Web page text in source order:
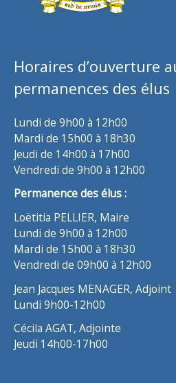
Horaires d’ouverture
permanences des élus
Lundi de 9h00 à 12h00
Mardi de 15h00 à 18h30
Jeudi de 14h00 à 17h00
Vendredi de 9h00 à 12h00
Permanence des élus :
Loëtitia PELLIER, Maire
Lundi de 9h00 à 12h00
Mardi de 15h00 à 18h30
Vendredi de 09h00 à 12h00
Jean Jacques MENAGER, Adjoint
Lundi 9h00-12h00
Cécila AGAT, Adjointe
Jeudi 14h00-17h00